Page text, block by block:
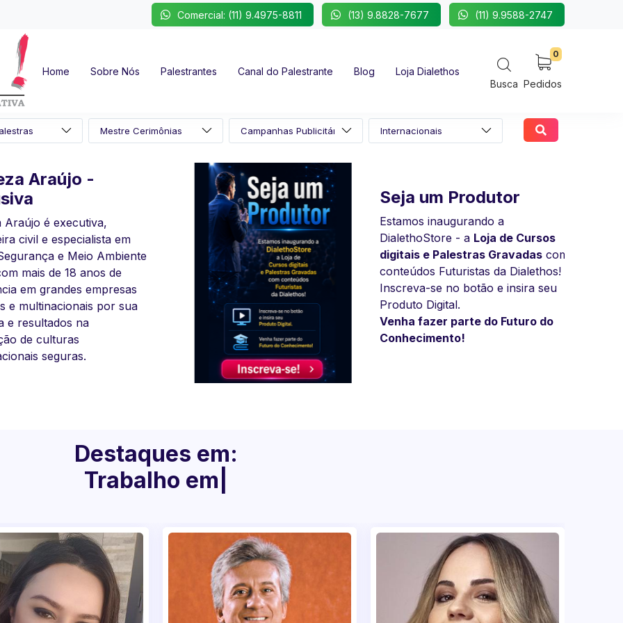
Comercial: (11) 9.4975-8811 (13) 9.8828-7677 (11) 9.9588-2747
Home Sobre Nós Palestrantes Canal do Palestrante Blog
Loja Dialethos
Busca
0
Pedidos
Araújo -
é executiva,
civil e especialista em
e Meio Ambiente
mais de 18 anos de
em grandes empresas
multinacionais por sua
resultados na
de culturas
seguras.
Carla Verna - Exclusiva
especializada em segurança do
trabalho comportamental, qualidade
de vida, gestão de equipes,
inteligência emocional e motivação.
Com uma carreira consolidada, já
realizou varias palestras em
empresas nacionais e
multinacionais.
a sua Loja
da Dialethos!
ao Futuro!
e insira seu
com uma atitude!
bem vindo a Nova Era
Seja um Produtor
Estamos inaugurando a
DialethoStore - a Loja de Cursos
digitais e Palestras Gravadascom
conteúdos Futuristas da Dialethos!
Inscreva-se no botão e insira seu
Produto Digital.
Venha fazer parte do Futuro do
Conhecimento!
Destaques em:
Sustentabilidade